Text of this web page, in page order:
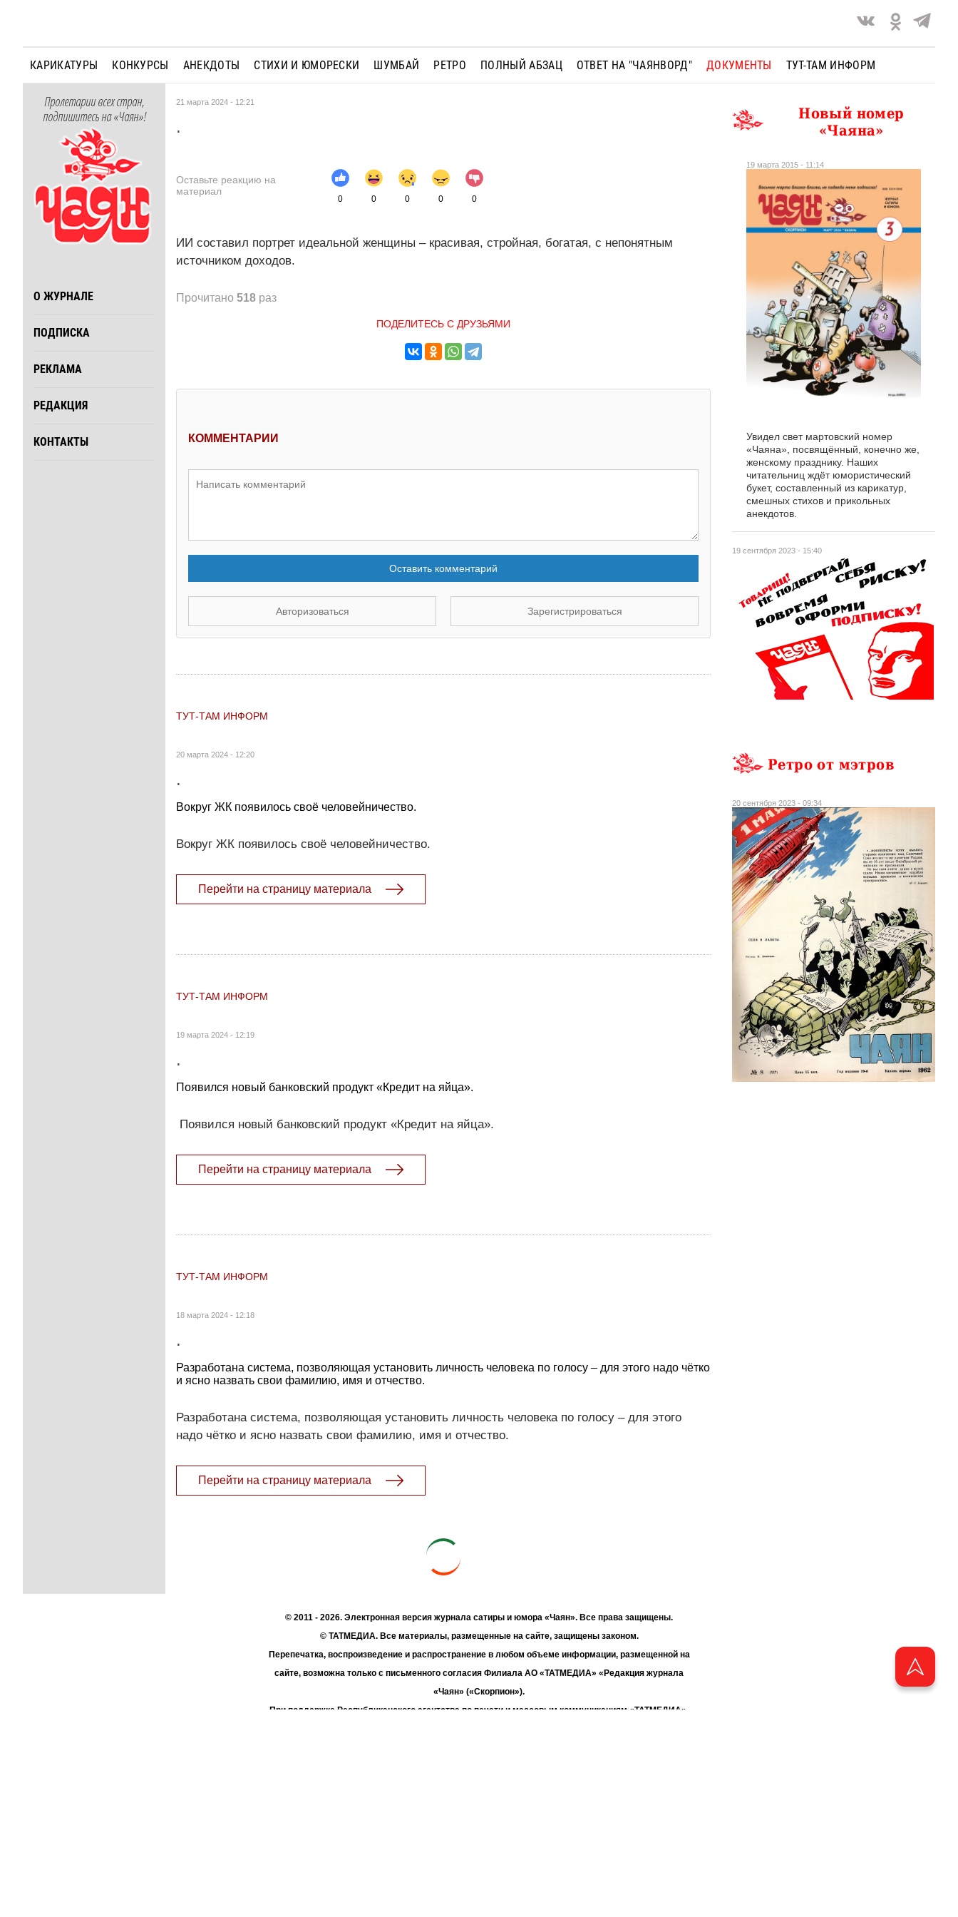
КАРИКАТУРЫ КОНКУРСЫ АНЕКДОТЫ СТИХИ И ЮМОРЕСКИ ШУМБАЙ РЕТРО ПОЛНЫЙ АБЗАЦ ОТВЕТ НА "ЧАЯНВОРД" ДОКУМЕНТЫ ТУТ-ТАМ ИНФОРМ
Пролетарии всех стран,
подпишитесь на «Чаян»!
О ЖУРНАЛЕ
ПОДПИСКА
РЕКЛАМА
РЕДАКЦИЯ
КОНТАКТЫ
21 марта 2024 - 12:21
.
Оставьте реакцию на
материал
0 0 0 0 0
ИИ составил портрет идеальной женщины – красивая, стройная, богатая, с непонятным
источником доходов.
Прочитано 518 раз
ПОДЕЛИТЕСЬ С ДРУЗЬЯМИ
КОММЕНТАРИИ
Оставить комментарий
Авторизоваться Зарегистрироваться
ТУТ-ТАМ ИНФОРМ
20 марта 2024 - 12:20
.
Вокруг ЖК появилось своё человейничество.
Вокруг ЖК появилось своё человейничество.
Перейти на страницу материала
ТУТ-ТАМ ИНФОРМ
19 марта 2024 - 12:19
.
Появился новый банковский продукт «Кредит на яйца».
Появился новый банковский продукт «Кредит на яйца».
Перейти на страницу материала
ТУТ-ТАМ ИНФОРМ
18 марта 2024 - 12:18
.
Разработана система, позволяющая установить личность человека по голосу – для этого надо чётко
и ясно назвать свои фамилию, имя и отчество.
Разработана система, позволяющая установить личность человека по голосу – для этого
надо чётко и ясно назвать свои фамилию, имя и отчество.
Перейти на страницу материала
19 сентября 2023 - 15:40
Новый номер
«Чаяна»
19 марта 2015 - 11:14
Увидел свет мартовский номер
«Чаяна», посвящённый, конечно же,
женскому празднику. Наших
читательниц ждёт юмористический
букет, составленный из карикатур,
смешных стихов и прикольных
анекдотов.
Ретро от мэтров
20 сентября 2023 - 09:34
© 2011 - 2026. Электронная версия журнала сатиры и юмора «Чаян». Все права защищены.
© ТАТМЕДИА. Все материалы, размещенные на сайте, защищены законом.
Перепечатка, воспроизведение и распространение в любом объеме информации, размещенной на
сайте, возможна только с письменного согласия Филиала АО «ТАТМЕДИА» «Редакция журнала
«Чаян» («Скорпион»).
При поддержке Республиканского агентства по печати и массовым коммуникациям «ТАТМЕДИА».